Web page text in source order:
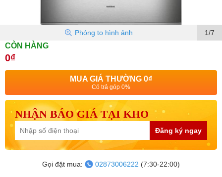
1/7
Phóng to hình ảnh
CÒN HÀNG
0₫
MUA GIÁ THƯỜNG 0₫
Có trả góp 0%
NHẬN BÁO GIÁ TẠI KHO
Đăng ký ngay
Gọi đặt mua: 02873006222 (7:30-22:00)